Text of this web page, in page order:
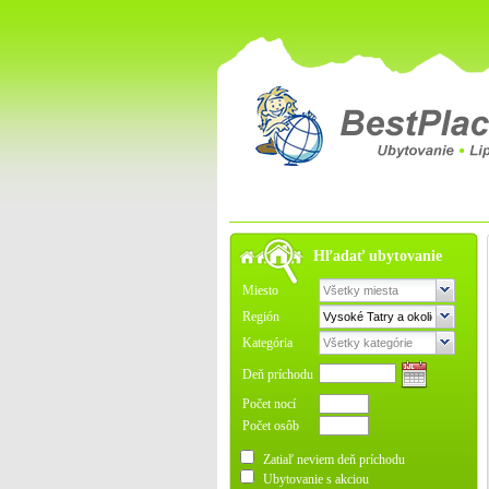
Hľadať ubytovanie
Miesto
Región
Kategória
Deň príchodu
Počet nocí
Počet osôb
Zatiaľ neviem deň príchodu
Ubytovanie s akciou